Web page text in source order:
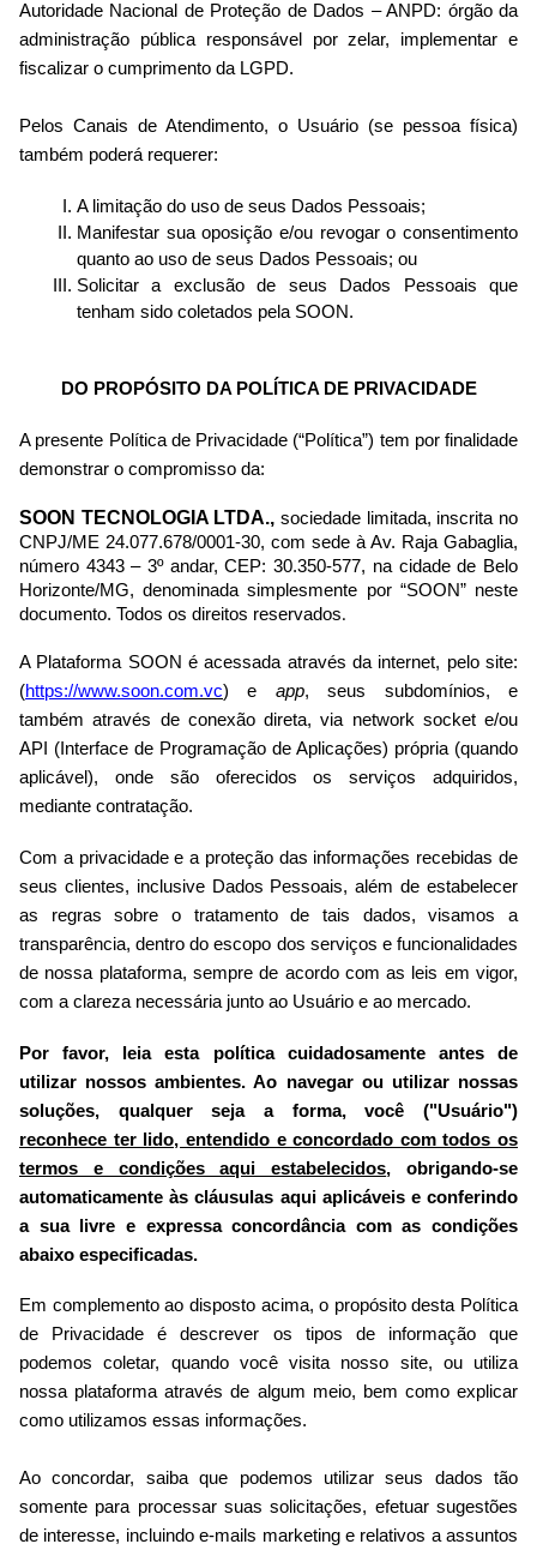
Autoridade Nacional de Proteção de Dados – ANPD: órgão da
administração pública responsável por zelar, implementar e
fiscalizar o cumprimento da LGPD.
Pelos Canais de Atendimento, o Usuário (se pessoa física)
também poderá requerer:
A limitação do uso de seus Dados Pessoais;
Manifestar sua oposição e/ou revogar o consentimento
quanto ao uso de seus Dados Pessoais; ou
Solicitar a exclusão de seus Dados Pessoais que
tenham sido coletados pela SOON.
DO PROPÓSITO DA POLÍTICA DE PRIVACIDADE
A presente Política de Privacidade (“Política”) tem por finalidade
demonstrar o compromisso da:
SOON TECNOLOGIA LTDA., sociedade limitada, inscrita no
CNPJ/ME 24.077.678/0001-30, com sede à Av. Raja Gabaglia,
número 4343 – 3º andar, CEP: 30.350-577, na cidade de Belo
Horizonte/MG, denominada simplesmente por “SOON” neste
documento. Todos os direitos reservados.
A Plataforma SOON é acessada através da internet, pelo site:
(https://www.soon.com.vc) e app, seus subdomínios, e
também através de conexão direta, via network socket e/ou
API (Interface de Programação de Aplicações) própria (quando
aplicável), onde são oferecidos os serviços adquiridos,
mediante contratação.
Com a privacidade e a proteção das informações recebidas de
seus clientes, inclusive Dados Pessoais, além de estabelecer
as regras sobre o tratamento de tais dados, visamos a
transparência, dentro do escopo dos serviços e funcionalidades
de nossa plataforma, sempre de acordo com as leis em vigor,
com a clareza necessária junto ao Usuário e ao mercado.
Por favor, leia esta política cuidadosamente antes de
utilizar nossos ambientes. Ao navegar ou utilizar nossas
soluções, qualquer seja a forma, você ("Usuário")
reconhece ter lido, entendido e concordado com todos os
termos e condições aqui estabelecidos, obrigando-se
automaticamente às cláusulas aqui aplicáveis e conferindo
a sua livre e expressa concordância com as condições
abaixo especificadas.
Em complemento ao disposto acima, o propósito desta Política
de Privacidade é descrever os tipos de informação que
podemos coletar, quando você visita nosso site, ou utiliza
nossa plataforma através de algum meio, bem como explicar
como utilizamos essas informações.
Ao concordar, saiba que podemos utilizar seus dados tão
somente para processar suas solicitações, efetuar sugestões
de interesse, incluindo e-mails marketing e relativos a assuntos